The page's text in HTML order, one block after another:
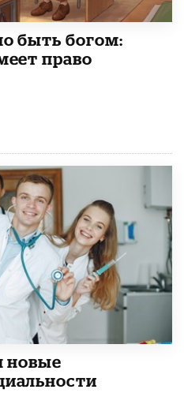
быть богом:
право
новые